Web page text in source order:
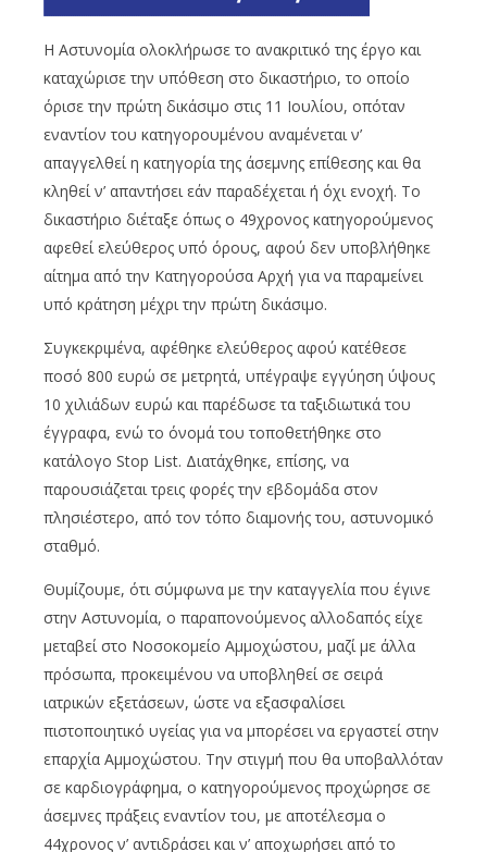
Η Αστυνομία ολοκλήρωσε το ανακριτικό της έργο και
καταχώρισε την υπόθεση στο δικαστήριο, το οποίο
όρισε την πρώτη δικάσιμο στις 11 Ιουλίου, οπόταν
εναντίον του κατηγορουμένου αναμένεται ν’
απαγγελθεί η κατηγορία της άσεμνης επίθεσης και θα
κληθεί ν’ απαντήσει εάν παραδέχεται ή όχι ενοχή. Το
δικαστήριο διέταξε όπως ο 49χρονος κατηγορούμενος
αφεθεί ελεύθερος υπό όρους, αφού δεν υποβλήθηκε
αίτημα από την Κατηγορούσα Αρχή για να παραμείνει
υπό κράτηση μέχρι την πρώτη δικάσιμο.
Συγκεκριμένα, αφέθηκε ελεύθερος αφού κατέθεσε
ποσό 800 ευρώ σε μετρητά, υπέγραψε εγγύηση ύψους
10 χιλιάδων ευρώ και παρέδωσε τα ταξιδιωτικά του
έγγραφα, ενώ το όνομά του τοποθετήθηκε στο
κατάλογο Stop List. Διατάχθηκε, επίσης, να
παρουσιάζεται τρεις φορές την εβδομάδα στον
πλησιέστερο, από τον τόπο διαμονής του, αστυνομικό
σταθμό.
Θυμίζουμε, ότι σύμφωνα με την καταγγελία που έγινε
στην Αστυνομία, ο παραπονούμενος αλλοδαπός είχε
μεταβεί στο Νοσοκομείο Αμμοχώστου, μαζί με άλλα
πρόσωπα, προκειμένου να υποβληθεί σε σειρά
ιατρικών εξετάσεων, ώστε να εξασφαλίσει
πιστοποιητικό υγείας για να μπορέσει να εργαστεί στην
επαρχία Αμμοχώστου. Την στιγμή που θα υποβαλλόταν
σε καρδιογράφημα, ο κατηγορούμενος προχώρησε σε
άσεμνες πράξεις εναντίον του, με αποτέλεσμα ο
44χρονος ν’ αντιδράσει και ν’ αποχωρήσει από το